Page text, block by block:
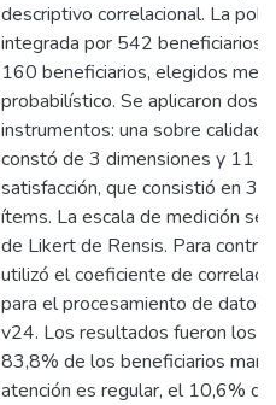
descriptivo correlacional. La
integrada por 542 beneficiarios,
160 beneficiarios, elegidos
probabilístico. Se aplicaron dos
instrumentos: una sobre calidad
constó de 3 dimensiones y 11
satisfacción, que consistió en 3
ítems. La escala de medición se
de Likert de Rensis. Para
utilizó el coeficiente de
para el procesamiento de
v24. Los resultados fueron los
83,8% de los beneficiarios
atención es regular, el 10,6%